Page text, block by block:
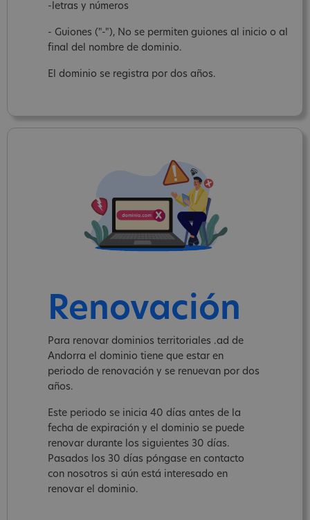
-letras y números
- Guiones ("-"), No se permiten guiones al inicio o al
final del nombre de dominio.
El dominio se registra por dos años.
Renovación
Para renovar dominios territoriales .ad de
Andorra el dominio tiene que estar en
periodo de renovación y se renuevan por dos
años.
Este periodo se inicia 40 días antes de la
fecha de expiración y el dominio se puede
renovar durante los siguientes 30 días.
Pasados los 30 días póngase en contacto
con nosotros si aún está interesado en
renovar el dominio.